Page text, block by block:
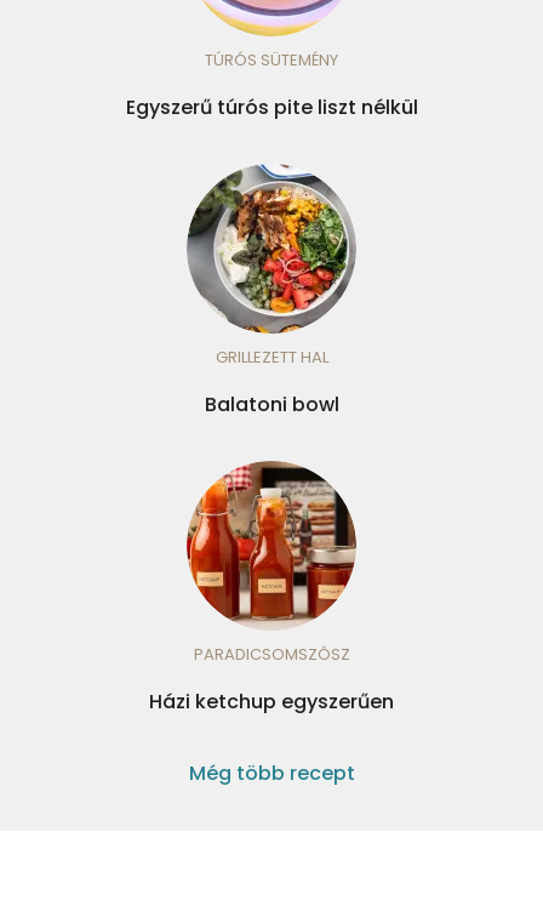
TÚRÓS SÜTEMÉNY
Egyszerű túrós pite liszt nélkül
GRILLEZETT HAL
Balatoni bowl
PARADICSOMSZÓSZ
Házi ketchup egyszerűen
Még több recept